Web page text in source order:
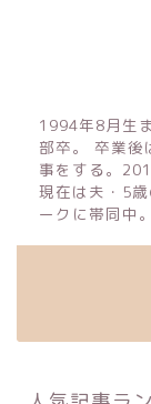
1994年8月生
部卒。 卒業後
事をする。
現在は夫・5
ークに帯同中。